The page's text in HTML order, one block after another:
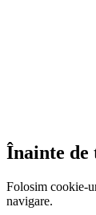
Înainte de
Folosim cookie-
navigare.